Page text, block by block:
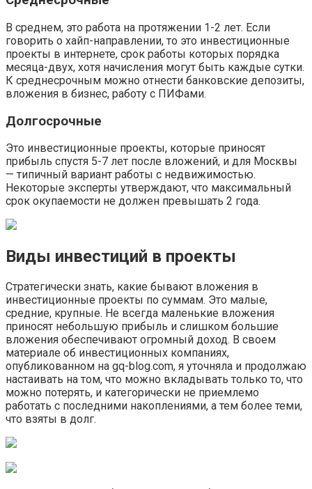
В среднем, это работа на протяжении 1-2 лет. Если
говорить о хайп-направлении, то это инвестиционные
проекты в интернете, срок работы которых порядка
месяца-двух, хотя начисления могут быть каждые сутки.
К среднесрочным можно отнести банковские депозиты,
вложения в бизнес, работу с ПИФами.
Долгосрочные
Это инвестиционные проекты, которые приносят
прибыль спустя 5-7 лет после вложений, и для Москвы
— типичный вариант работы с недвижимостью.
Некоторые эксперты утверждают, что максимальный
срок окупаемости не должен превышать 2 года.
Виды инвестиций в проекты
Стратегически знать, какие бывают вложения в
инвестиционные проекты по суммам. Это малые,
средние, крупные. Не всегда маленькие вложения
приносят небольшую прибыль и слишком большие
вложения обеспечивают огромный доход. В своем
материале об инвестиционных компаниях,
опубликованном на gq-blog.com, я уточняла и продолжаю
настаивать на том, что можно вкладывать только то, что
можно потерять, и категорически не приемлемо
работать с последними накоплениями, а тем более теми,
что взяты в долг.